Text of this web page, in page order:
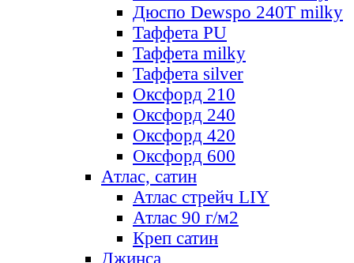
Дюспо Dewspo 240T milky
Таффета PU
Таффета milky
Таффета silver
Оксфорд 210
Оксфорд 240
Оксфорд 420
Оксфорд 600
Атлас, сатин
Атлас стрейч LIY
Атлас 90 г/м2
Креп сатин
Джинса